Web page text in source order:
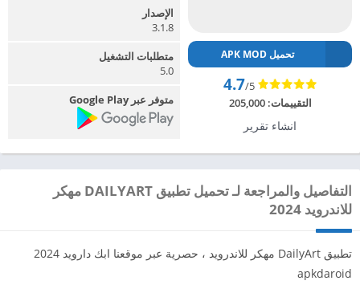
تحميل APK MOD
4.7/5
التقييمات:205,000
انشاء تقرير
الإصدار
3.1.8
متطلبات التشغيل
5.0
متوفر عبر Google Play
التفاصيل والمراجعة لـ تحميل تطبيق DAILYART مهكر
للاندرويد 2024
تطبيق DailyArt مهكر للاندرويد ، حصرية عبر موقعنا ابك دارويد 2024
apkdaroid